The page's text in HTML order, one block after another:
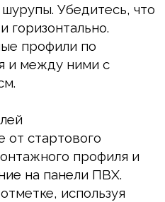
Убедитесь, что
горизонтально.
профили по
и между ними с
от стартового
профиля и
на панели ПВХ.
используя